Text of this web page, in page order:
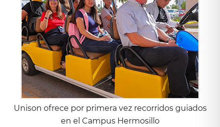
Unison ofrece por primera vez recorridos guiados
en el Campus Hermosillo